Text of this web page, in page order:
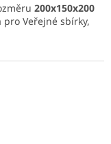
200x150x200
pro Veřejné sbírky,